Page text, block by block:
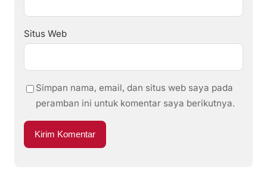
Situs Web
Simpan nama, email, dan situs web saya pada
peramban ini untuk komentar saya berikutnya.